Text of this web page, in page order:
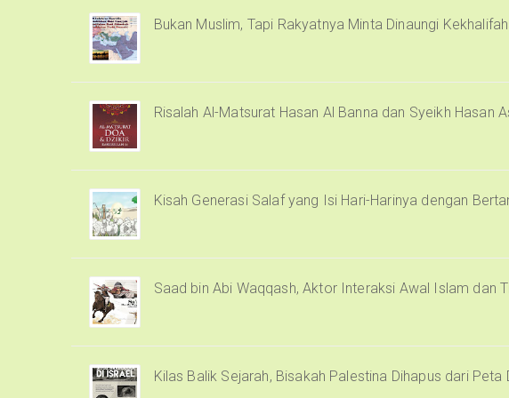
Bukan Muslim, Tapi Rakyatnya Minta Dinaungi
Risalah Al-Matsurat Hasan Al Banna dan Syeikh Hasan
Kisah Generasi Salaf yang Isi Hari-Harinya dengan
Saad bin Abi Waqqash, Aktor Interaksi Awal Islam dan
Kilas Balik Sejarah, Bisakah Palestina Dihapus dari Peta